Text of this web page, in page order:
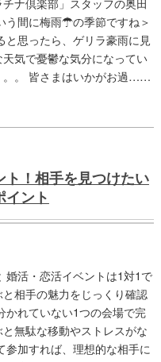
う間に梅雨☂の季節ですね＞
と思ったら、ゲリラ豪雨に見
気で憂鬱な気分になってい
。。 皆さまはいかがお過……
ト！相手を見つけたい
イント
婚活・恋活イベントは1対1で
相手の魅力をじっくり確認
かれていない1つの会場で完
無駄な移動やストレスがな
参加すれば、理想的な相手に